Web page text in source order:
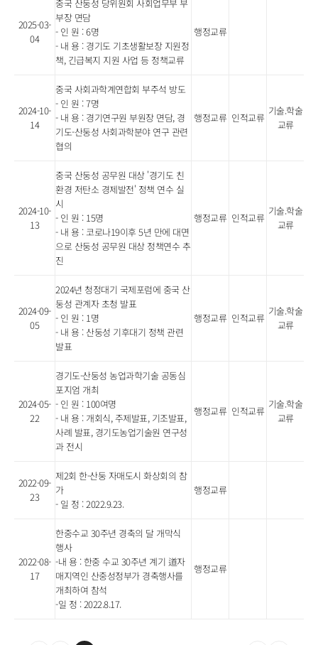
2025-03-
04
중국 산둥성 당위원회 사회업무부 부
부장 면담
- 인 원 : 6명
- 내 용 : 경기도 기초생활보장 지원정
책, 긴급복지 지원 사업 등 정책교류
행정교류
2024-10-
14
중국 사회과학계연합회 부주석 방도
- 인 원 : 7명
- 내 용 : 경기연구원 부원장 면담, 경
기도-산둥성 사회과학분야 연구 관련
협의
행정교류 인적교류
기술.학술
교류
2024-10-
13
중국 산둥성 공무원 대상 '경기도 친
환경 저탄소 경제발전' 정책 연수 실
시
- 인 원 : 15명
- 내 용 : 코로나19이후 5년 만에 대면
으로 산둥성 공무원 대상 정책연수 추
진
행정교류 인적교류
기술.학술
교류
2024-09-
05
2024년 청정대기 국제포럼에 중국 산
둥성 관계자 초청 발표
- 인 원 : 1명
- 내 용 : 산둥성 기후대기 정책 관련
발표
행정교류 인적교류
기술.학술
교류
2024-05-
22
경기도-산둥성 농업과학기술 공동심
포지엄 개최
- 인 원 : 100여명
- 내 용 : 개회식, 주제발표, 기조발표,
사례 발표, 경기도농업기술원 연구성
과 전시
행정교류 인적교류
기술.학술
교류
2022-09-
23
제2회 한-산둥 자매도시 화상회의 참
가
- 일 정 : 2022.9.23.
행정교류
2022-08-
17
한중수교 30주년 경축의 달 개막식
행사
-내 용 : 한중 수교 30주년 계기 道자
매지역인 산중성정부가 경축행사를
개최하여 참석
-일 정 : 2022.8.17.
행정교류